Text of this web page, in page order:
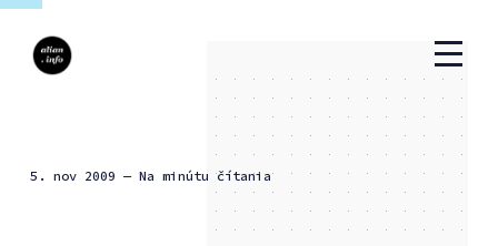
5. nov 2009 — Na minútu čítania